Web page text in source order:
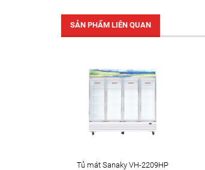
SẢN PHẨM LIÊN QUAN
Tủ mát Sanaky VH-2209HP